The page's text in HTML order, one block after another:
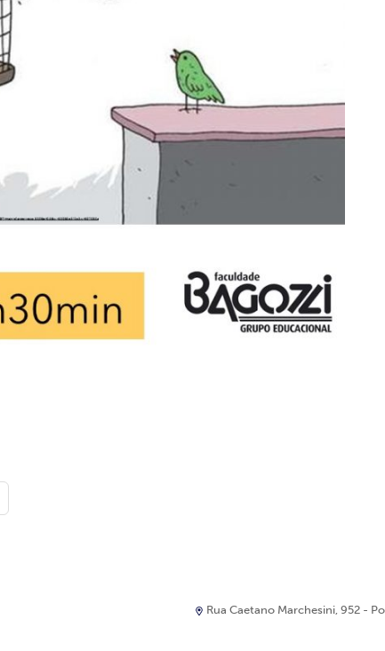
Rua Caetano Marchesini, 952 -